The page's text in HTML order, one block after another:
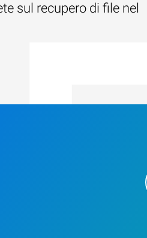
sul recupero di file nel